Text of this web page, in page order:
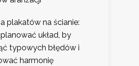
plakatów na ścianie:
układ, by
typowych błędów i
harmonię